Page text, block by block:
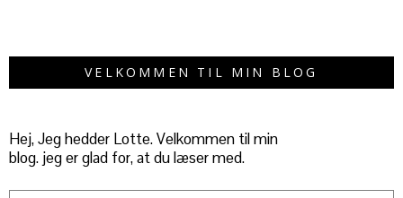
VELKOMMEN TIL MIN BLOG
Hej, Jeg hedder Lotte. Velkommen til min
blog. jeg er glad for, at du læser med.